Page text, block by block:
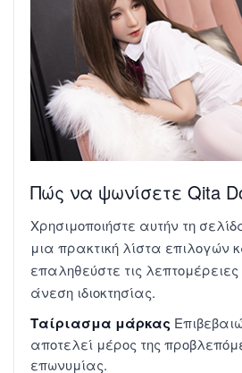
Πώς να ψωνίσετε Qita
Χρησιμοποιήστε αυτήν τη
μια πρακτική λίστα επιλογών
επαληθεύστε τις
άνεση ιδιοκτησίας.
Ταίριασμα μάρκας
αποτελεί μέρος της
επωνυμίας.